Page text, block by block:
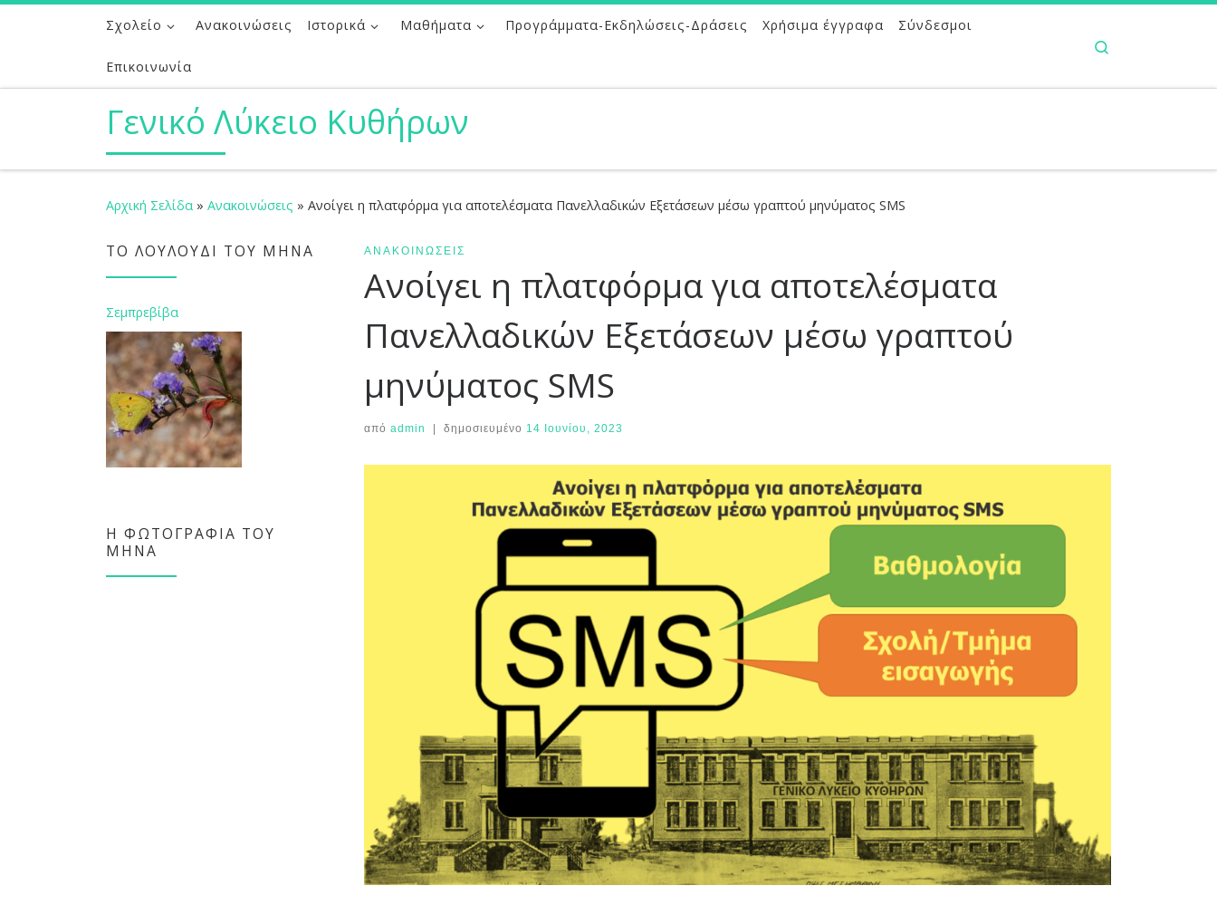
Μετάβαση στο περιεχόμενο
Σχολείο Ανακοινώσεις Ιστορικά Μαθήματα Προγράμματα-Εκδηλώσεις-Δράσεις Χρήσιμα έγγραφα Σύνδεσμοι
Επικοινωνία
Γενικό Λύκειο Κυθήρων
Αρχική Σελίδα » Ανακοινώσεις » Ανοίγει η πλατφόρμα για αποτελέσματα Πανελλαδικών Εξετάσεων μέσω γραπτού μηνύματος SMS
ΑΝΑΚΟΙΝΏΣΕΙΣ
Ανοίγει η πλατφόρμα για αποτελέσματα
Πανελλαδικών Εξετάσεων μέσω γραπτού
μηνύματος SMS
από admin δημοσιευμένο 14 Ιουνίου, 2023
ΤΟ ΛΟΥΛΟΎΔΙ ΤΟΥ ΜΉΝΑ
Σεμπρεβίβα
Η ΦΩΤΟΓΡΑΦΊΑ ΤΟΥ
ΜΉΝΑ